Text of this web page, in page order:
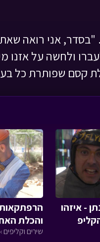
"בסדר, אני רואה
ולחשה על אזנו
קסם שפותרת כל
- איזהו
הרפתקאות
והכלת
שירים וקליפים